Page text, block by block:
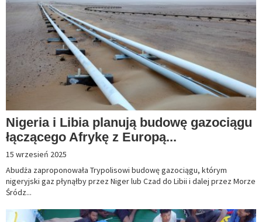
Nigeria i Libia planują budowę gazociągu
łączącego Afrykę z Europą...
15 wrzesień 2025
Abudża zaproponowała Trypolisowi budowę gazociągu, którym
nigeryjski gaz płynąłby przez Niger lub Czad do Libii i dalej przez Morze
Śródz...